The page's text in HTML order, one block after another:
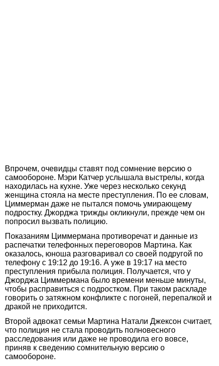
Впрочем, очевидцы ставят под сомнение версию о
самообороне. Мэри Катчер услышала выстрелы, когда
находилась на кухне. Уже через несколько секунд
женщина стояла на месте преступления. По ее словам,
Циммерман даже не пытался помочь умирающему
подростку. Джорджа трижды окликнули, прежде чем он
попросил вызвать полицию.
Показаниям Циммермана противоречат и данные из
распечатки телефонных переговоров Мартина. Как
оказалось, юноша разговаривал со своей подругой по
телефону с 19:12 до 19:16. А уже в 19:17 на место
преступления прибыла полиция. Получается, что у
Джорджа Циммермана было времени меньше минуты,
чтобы расправиться с подростком. При таком раскладе
говорить о затяжном конфликте с погоней, перепалкой и
дракой не приходится.
Второй адвокат семьи Мартина Натали Джексон считает,
что полиция не стала проводить полновесного
расследования или даже не проводила его вовсе,
приняв к сведению сомнительную версию о
самообороне.